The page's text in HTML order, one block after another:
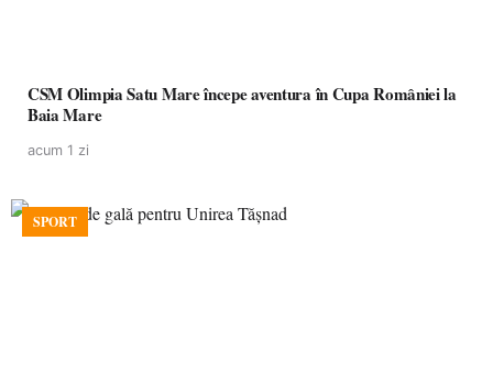
CSM Olimpia Satu Mare începe aventura în Cupa României la
Baia Mare
acum 1 zi
SPORT